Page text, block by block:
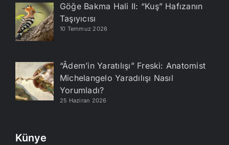
Göğe Bakma Hali II: “Kuş” Hafızanın
Taşıyıcısı
10 Temmuz 2026
“Âdem’in Yaratılışı” Freski: Anatomist
Michelangelo Yaradılışı Nasıl
Yorumladı?
25 Haziran 2026
Künye